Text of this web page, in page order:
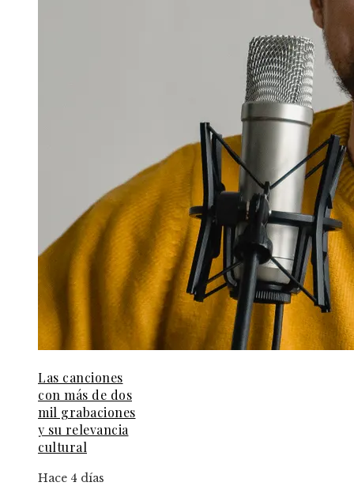
Las canciones
con más de dos
mil grabaciones
y su relevancia
cultural
Hace 4 días